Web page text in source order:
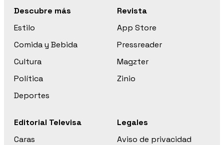
Descubre más
Estilo
Comida y Bebida
Cultura
Política
Deportes
Revista
App Store
Pressreader
Magzter
Zinio
Editorial Televisa
Caras
Legales
Aviso de privacidad